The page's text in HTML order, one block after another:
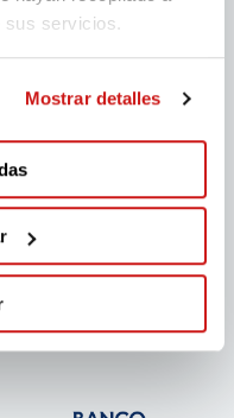
sus servicios.
Mostrar detalles